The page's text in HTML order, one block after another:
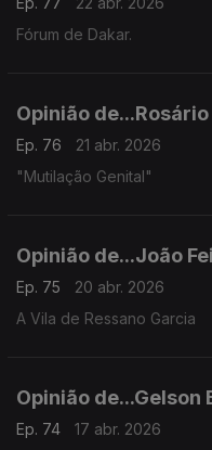
Fórum de Dakar.
Opinião de...Rosário
Ep. 76
21 abr. 2026
"Mutilação Genital"
Opinião de...João
Ep. 75
20 abr. 2026
A Vila de Ressano Garcia
Opinião de...Gelson
Ep. 74
17 abr. 2026